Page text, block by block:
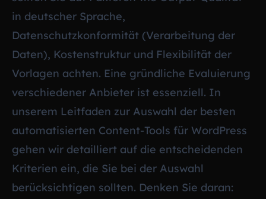
in deutscher Sprache,
Datenschutzkonformität (Verarbeitung der
Daten), Kostenstruktur und Flexibilität der
Vorlagen achten. Eine gründliche Evaluierung
verschiedener Anbieter ist essenziell. In
unserem Leitfaden zur Auswahl der besten
automatisierten Content-Tools für WordPress
gehen wir detailliert auf die entscheidenden
Kriterien ein, die Sie bei der Auswahl
berücksichtigen sollten. Denken Sie daran: